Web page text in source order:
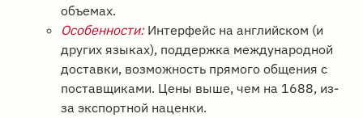
объемах.
Особенности:Интерфейс на английском (и
других языках), поддержка международной
доставки, возможность прямого общения с
поставщиками. Цены выше, чем на 1688, из-
за экспортной наценки.